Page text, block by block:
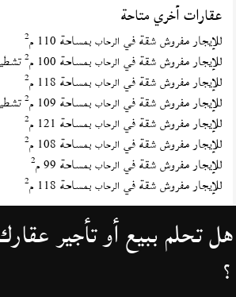
عقارات أخري متاحة
للإيجار مفروش شقة في الرحاب بمساحة 110 م 2
للإيجار مفروش شقة في الرحاب بمساحة 100 م 2
للإيجار مفروش شقة في الرحاب بمساحة 118 م 2
للإيجار مفروش شقة في الرحاب بمساحة 109 م 2
للإيجار مفروش شقة في الرحاب بمساحة 121 م 2
للإيجار مفروش شقة في الرحاب بمساحة 108 م 2
للإيجار مفروش شقة في الرحاب بمساحة 99 م 2
للإيجار مفروش شقة في الرحاب بمساحة 118 م 2
هل تحلم ببيع أو تأجير
؟